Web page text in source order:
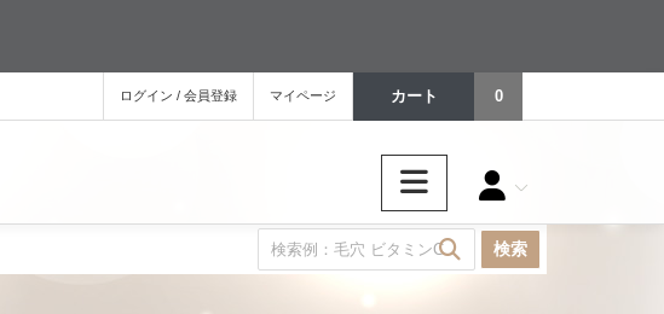
カート 0
ログイン / 会員登録 マイページ